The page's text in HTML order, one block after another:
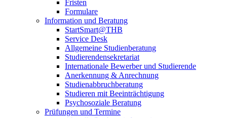
Fristen
Formulare
Information und Beratung
StartSmart@THB
Service Desk
Allgemeine Studienberatung
Studierendensekretariat
Internationale Bewerber und Studierende
Anerkennung & Anrechnung
Studienabbruchberatung
Studieren mit Beeinträchtigung
Psychosoziale Beratung
Prüfungen und Termine